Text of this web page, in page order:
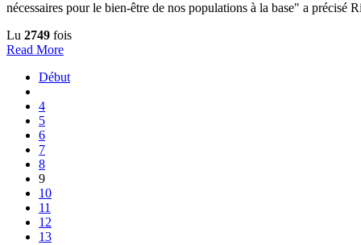
nécessaires pour le bien-être de nos populations à la base" a précisé
Lu 2749 fois
Read More
Début
4
5
6
7
8
9
10
11
12
13